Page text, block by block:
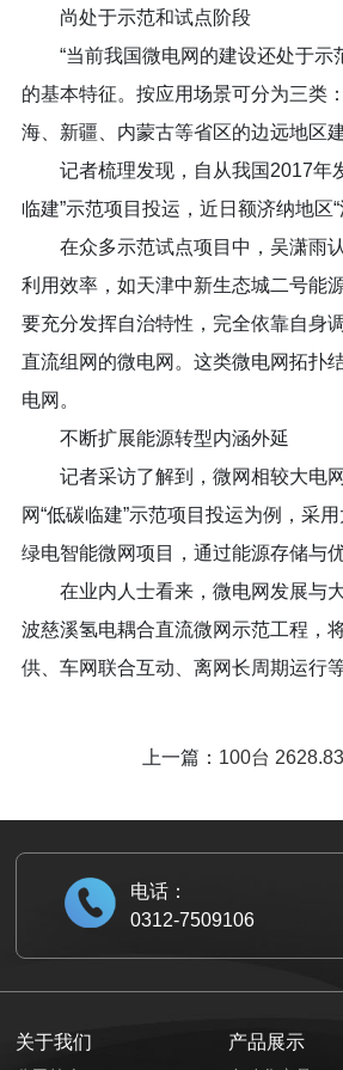
尚处于示范和试点阶段
“当前我国微电网的建设还处于
的基本特征。按应用场景可分为三类
海、新疆、内蒙古等省区的边远地区
记者梳理发现，自从我国2017年
临建”示范项目投运，近日额济纳地
在众多示范试点项目中，吴潇雨
利用效率，如天津中新生态城二号能
要充分发挥自治特性，完全依靠自身
直流组网的微电网。这类微电网拓扑
电网。
不断扩展能源转型内涵外延
记者采访了解到，微网相较大电
网“低碳临建”示范项目投运为例，采
绿电智能微网项目，通过能源存储与
在业内人士看来，微电网发展与
波慈溪氢电耦合直流微网示范工程，
供、车网联合互动、离网长周期运行
上一篇： 100台
电话：
0312-7509106
关于我们 产品展示